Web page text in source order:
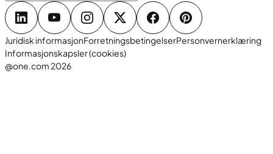
Juridisk informasjonForretningsbetingelserPersonvernerklæring
Informasjonskapsler (cookies)
@one.com 2026